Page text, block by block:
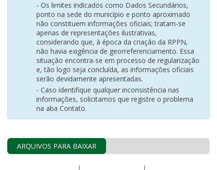
- Os limites indicados como Dados Secundários,
ponto na sede do município e ponto aproximado
não constituem informações oficiais; tratam-se
apenas de representações ilustrativas,
considerando que, à época da criação da RPPN,
não havia exigência de georreferenciamento. Essa
situação encontra-se em processo de regularização
e, tão logo seja concluída, as informações oficiais
serão devidamente apresentadas.
- Caso identifique qualquer inconsistência nas
informações, solicitamos que registre o problema
na aba Contato.
ARQUIVOS PARA BAIXAR